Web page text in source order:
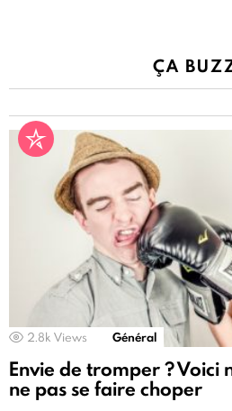
ÇA
2.8k Views Général
Envie de tromper ? Voici
ne pas se faire choper